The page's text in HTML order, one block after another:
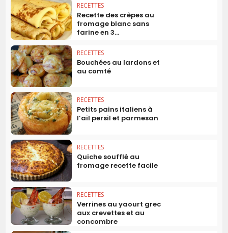
RECETTES
Recette des crêpes au
fromage blanc sans
farine en 3...
RECETTES
Bouchées au lardons et
au comté
RECETTES
Petits pains italiens à
l’ail persil et parmesan
RECETTES
Quiche soufflé au
fromage recette facile
RECETTES
Verrines au yaourt grec
aux crevettes et au
concombre